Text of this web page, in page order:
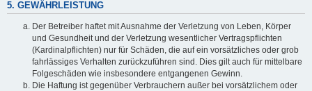
5. GEWÄHRLEISTUNG
Der Betreiber haftet mit Ausnahme der Verletzung von Leben, Körper
und Gesundheit und der Verletzung wesentlicher Vertragspflichten
(Kardinalpflichten) nur für Schäden, die auf ein vorsätzliches oder grob
fahrlässiges Verhalten zurückzuführen sind. Dies gilt auch für mittelbare
Folgeschäden wie insbesondere entgangenen Gewinn.
Die Haftung ist gegenüber Verbrauchern außer bei vorsätzlichem oder